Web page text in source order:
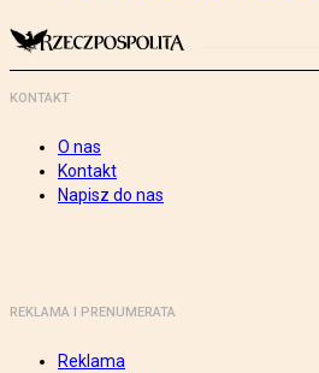
KONTAKT
O nas
Kontakt
Napisz do nas
REKLAMA I PRENUMERATA
Reklama